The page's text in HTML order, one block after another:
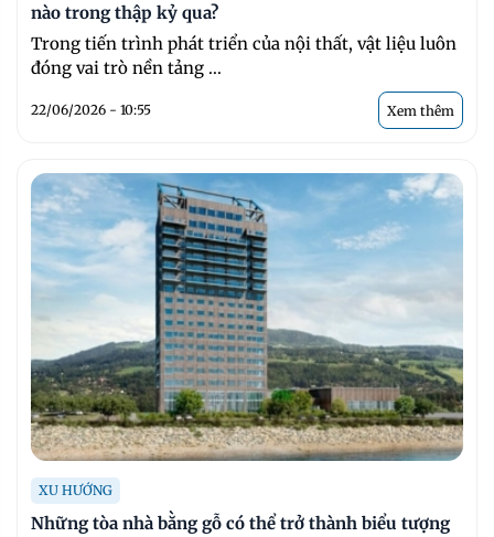
nào trong thập kỷ qua?
Trong tiến trình phát triển của nội thất, vật liệu luôn
đóng vai trò nền tảng ...
22/06/2026 - 10:55 Xem thêm
XU HƯỚNG
Những tòa nhà bằng gỗ có thể trở thành biểu tượng